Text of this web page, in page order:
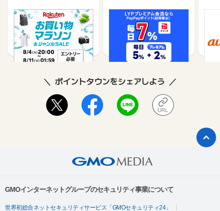
楽天市場
1%
Yahoo!ショッピング
1%
ポイントタウンをシェアしよう
GMOインターネットグループのセキュリティ事業について
世界初総合ネットセキュリティサービス「GMOセキュリティ24」